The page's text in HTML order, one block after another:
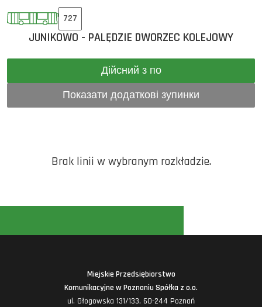
727
JUNIKOWO - PALĘDZIE DWORZEC KOLEJOWY
Дійсний з по
Показати додаткові зупинки
Brak linii w wybranym rozkładzie.
Miejskie Przedsiębiorstwo
Komunikacyjne w Poznaniu Spółka z o.o.
ul. Głogowska 131/133, 60-244 Poznań